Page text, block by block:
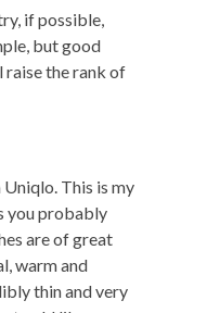
if possible,
but good
raise the rank of
This is my
you probably
are of great
warm and
thin and very